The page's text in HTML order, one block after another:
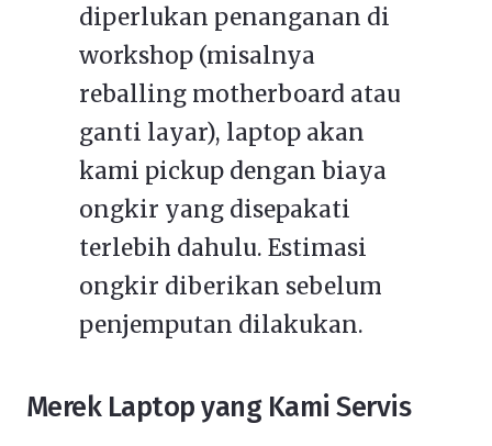
diperlukan penanganan di
workshop (misalnya
reballing motherboard atau
ganti layar), laptop akan
kami pickup dengan biaya
ongkir yang disepakati
terlebih dahulu. Estimasi
ongkir diberikan sebelum
penjemputan dilakukan.
Merek Laptop yang Kami Servis